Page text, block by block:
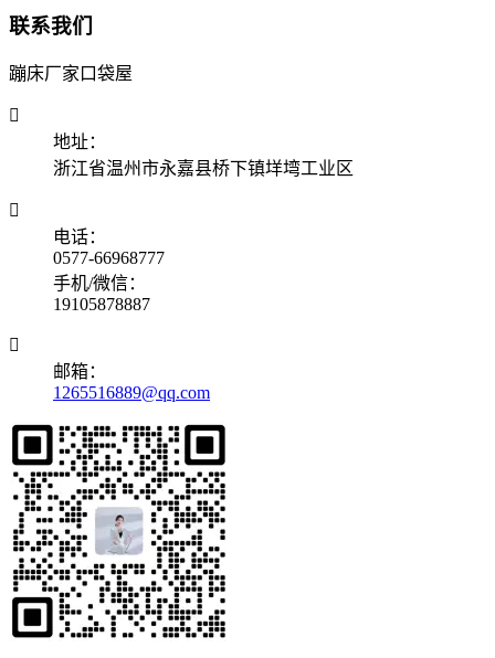
联系我们
蹦床厂家口袋屋

地址：
浙江省温州市永嘉县桥下镇垟塆工业区

电话：
0577-66968777
手机/微信：
19105878887

邮箱：
1265516889@qq.com